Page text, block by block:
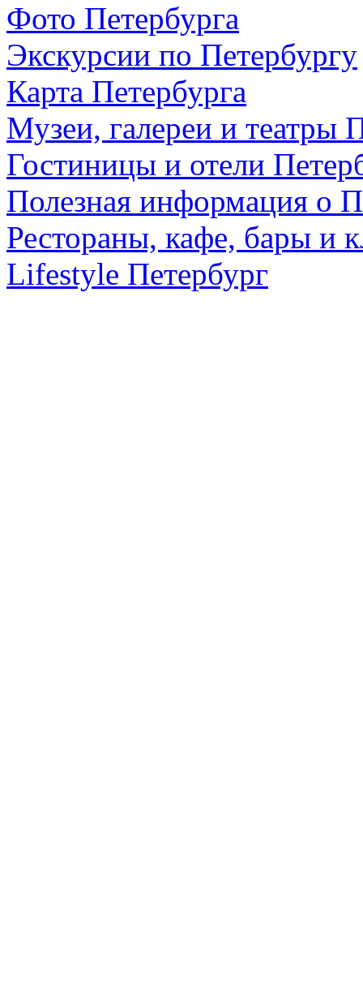
Фото Петербурга
Экскурсии по Петербургу
Карта Петербурга
Музеи, галереи и театры
Гостиницы и отели
Полезная информация о
Рестораны, кафе, бары и
Lifestyle Петербург